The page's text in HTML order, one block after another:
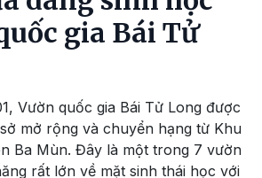
gia Bái Tử
Vườn quốc gia Bái Tử Long được
mở rộng và chuyển hạng từ Khu
Ba Mùn. Đây là một trong 7 vườn
rất lớn về mặt sinh thái học với